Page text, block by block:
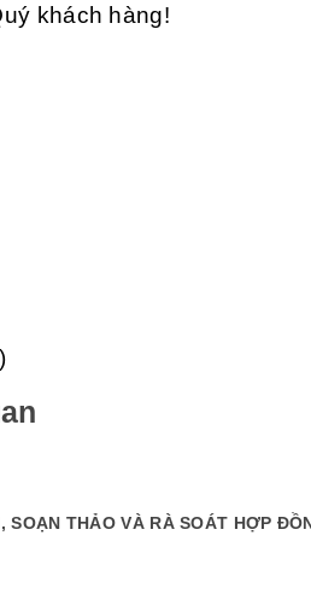
khách hàng!
SOẠN THẢO VÀ RÀ SOÁT HỢP